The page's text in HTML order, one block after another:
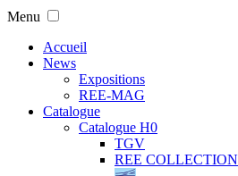
Menu
Accueil
News
Expositions
REE-MAG
Catalogue
Catalogue H0
TGV
REE COLLECTION